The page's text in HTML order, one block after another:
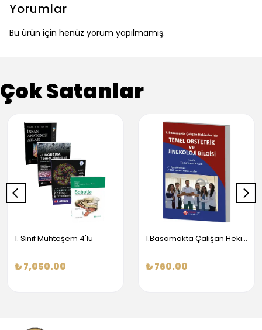
Yorumlar
Bu ürün için henüz yorum yapılmamış.
Çok Satanlar
1. Sınıf Muhteşem 4'lü
₺ 7,050.00
1.Basamakta Çalışan Hekimler İçin Temel Obstetrik Ve Jinekoloji Bilgisi
₺ 760.00